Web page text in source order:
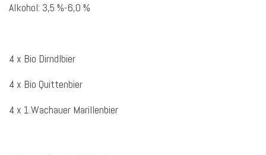
Alkohol: 3,5 %-6,0 %
4 x Bio Dirndlbier
4 x Bio Quittenbier
4 x 1.Wachauer Marillenbier